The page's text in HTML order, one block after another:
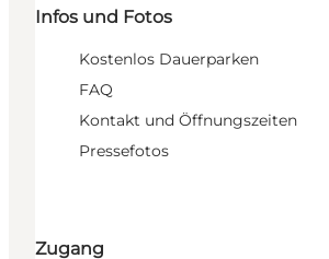
Infos und Fotos
Kostenlos Dauerparken
FAQ
Kontakt und Öffnungszeiten
Pressefotos
Zugang